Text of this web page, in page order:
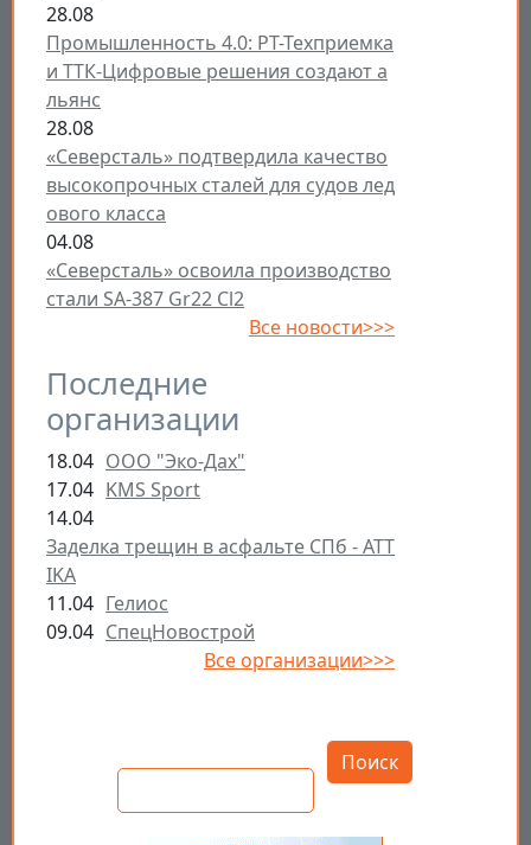
28.08
Промышленность 4.0: РТ-Техприемка
и ТТК-Цифровые решения создают а
льянс
28.08
«Северсталь» подтвердила качество
высокопрочных сталей для судов лед
ового класса
04.08
«Северсталь» освоила производство
стали SA-387 Gr22 Cl2
Все новости>>>
Последние
организации
18.04 ООО "Эко-Дах"
17.04 KMS Sport
14.04
Заделка трещин в асфальте СПб - ATT
IKA
11.04 Гелиос
09.04 СпецНовострой
Все организации>>>